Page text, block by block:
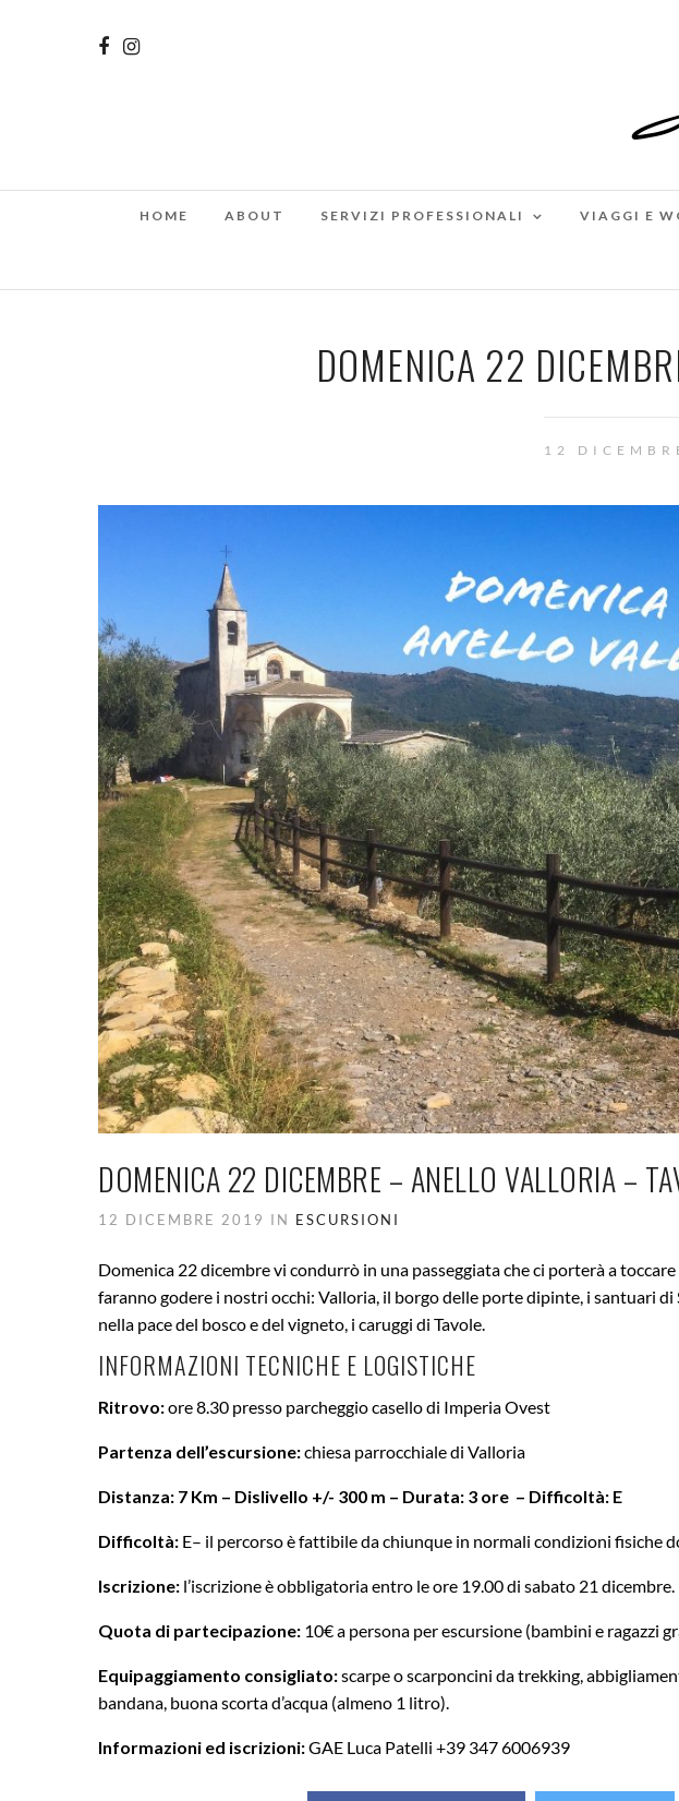
HOME ABOUT SERVIZI PROFESSIONALI VIAGGI E
DOMENICA 22
12
DOMENICA 22 DICEMBRE – ANELLO VALLORIA –
12 DICEMBRE 2019 IN ESCURSIONI
Domenica 22 dicembre vi condurrò in una passeggiata che ci porterà a
faranno godere i nostri occhi: Valloria, il borgo delle porte dipinte, i santuari
nella pace del bosco e del vigneto, i caruggi di Tavole.
INFORMAZIONI TECNICHE E LOGISTICHE
Ritrovo:ore 8.30 presso parcheggio casello di Imperia Ovest
Partenza dell’escursione:chiesa parrocchiale di Valloria
Distanza: 7 Km – Dislivello +/- 300 m – Durata: 3 ore – Difficoltà: E
Difficoltà: E– il percorso è fattibile da chiunque in normali condizioni fisiche
Iscrizione: l’iscrizione è obbligatoria entro le ore 19.00 di sabato 21 dicembre.
Quota di partecipazione: 10€ a persona per escursione (bambini e ragazzi
Equipaggiamento consigliato:scarpe o scarponcini da trekking,
bandana, buona scorta d’acqua (almeno 1 litro).
Informazioni ed iscrizioni:GAE Luca Patelli +39 347 6006939